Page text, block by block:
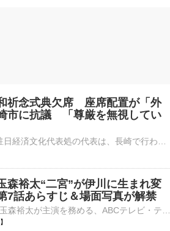
祈念式典欠席 座席配置が「外
市に抗議 「尊厳を無視してい
森裕太“二宮”が伊川に生まれ変
話あらすじ＆場面写真が解禁